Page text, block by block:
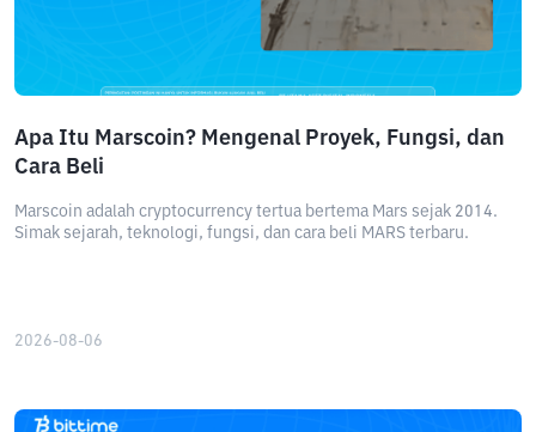
Apa Itu Marscoin? Mengenal Proyek, Fungsi, dan
Cara Beli
Marscoin adalah cryptocurrency tertua bertema Mars sejak 2014.
Simak sejarah, teknologi, fungsi, dan cara beli MARS terbaru.
2026-08-06